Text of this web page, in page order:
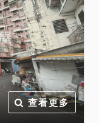
查看更多